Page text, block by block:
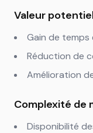
Valeur
Gain de temps
Réduction de
Amélioration
Complexité de
Disponibilité